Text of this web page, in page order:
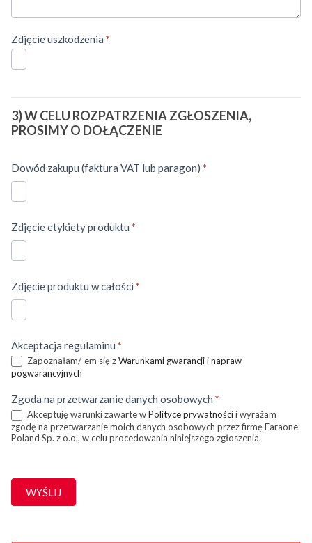
Zdjęcie uszkodzenia *
3) W CELU ROZPATRZENIA ZGŁOSZENIA,
PROSIMY O DOŁĄCZENIE
Dowód zakupu (faktura VAT lub paragon) *
Zdjęcie etykiety produktu *
Zdjęcie produktu w całości *
Akceptacja regulaminu *
Zapoznałam/-em się zWarunkami gwarancji i napraw
pogwarancyjnych
Zgoda na przetwarzanie danych osobowych *
Akceptuję warunki zawarte wPolityce prywatnościi wyrażam
zgodę na przetwarzanie moich danych osobowych przez firmę Faraone
Poland Sp. z o.o., w celu procedowania niniejszego zgłoszenia.
WYŚLIJ